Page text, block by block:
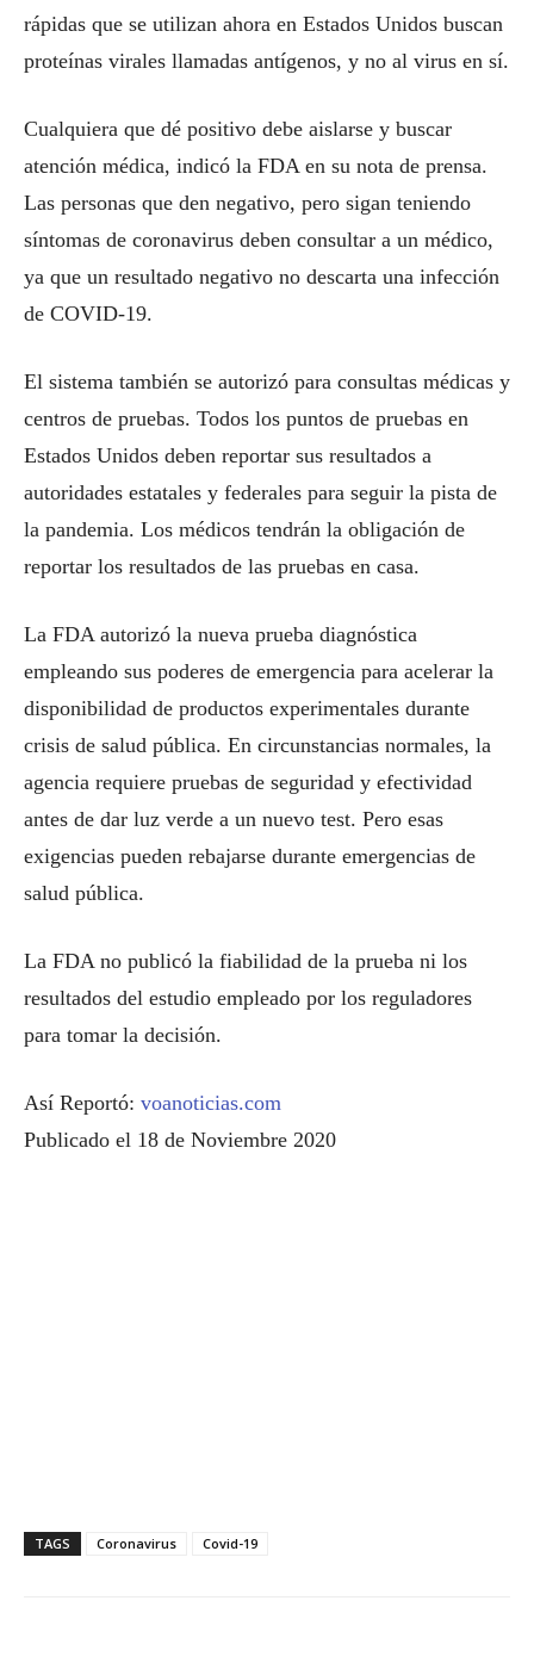
rápidas que se utilizan ahora en Estados Unidos buscan
proteínas virales llamadas antígenos, y no al virus en sí.
Cualquiera que dé positivo debe aislarse y buscar
atención médica, indicó la FDA en su nota de prensa.
Las personas que den negativo, pero sigan teniendo
síntomas de coronavirus deben consultar a un médico,
ya que un resultado negativo no descarta una infección
de COVID-19.
El sistema también se autorizó para consultas médicas y
centros de pruebas. Todos los puntos de pruebas en
Estados Unidos deben reportar sus resultados a
autoridades estatales y federales para seguir la pista de
la pandemia. Los médicos tendrán la obligación de
reportar los resultados de las pruebas en casa.
La FDA autorizó la nueva prueba diagnóstica
empleando sus poderes de emergencia para acelerar la
disponibilidad de productos experimentales durante
crisis de salud pública. En circunstancias normales, la
agencia requiere pruebas de seguridad y efectividad
antes de dar luz verde a un nuevo test. Pero esas
exigencias pueden rebajarse durante emergencias de
salud pública.
La FDA no publicó la fiabilidad de la prueba ni los
resultados del estudio empleado por los reguladores
para tomar la decisión.
Así Reportó: voanoticias.com
Publicado el 18 de Noviembre 2020
TAGS Coronavirus Covid-19